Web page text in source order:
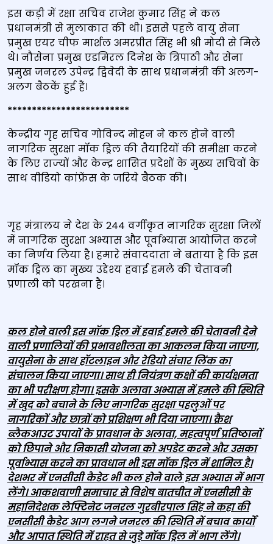
इस कड़ी में रक्षा सचिव राजेश कुमार सिंह ने कल
प्रधानमंत्री से मुलाकात की थी। इससे पहले वायु सेना
प्रमुख एयर चीफ मार्शल अमरप्रीत सिंह भी श्री मोदी से मिले
थे। नौसेना प्रमुख एडमिरल दिनेश के त्रिपाठी और सेना
प्रमुख जनरल उपेन्‍द्र द्विवेदी के साथ प्रधानमंत्री की अलग-
अलग बैठकें हुई हैं।
*************************
केन्‍द्रीय गृह सचिव गोविन्‍द मोहन ने कल होने वाली
नागरिक सुरक्षा मॉक ड्रिल की तैयारियों की समीक्षा करने
के लिए राज्‍यों और केन्‍द्र शासित प्रदेशों के मुख्‍य सचिवों के
साथ वीडियो कांफ्रेंस के जरिये बैठक की।
गृह मंत्रालय ने देश के 244 वर्गीकृत नागरिक सुरक्षा जिलों
में नागरिक सुरक्षा अभ्‍यास और पूर्वाभ्‍यास आयोजित करने
का निर्णय लिया है। हमारे संवाददाता ने बताया है कि इस
मॉक ड्रिल का मुख्‍य उद्देश्‍य हवाई हमले की चेतावनी
प्रणाली को परखना है।
कल होने वाली इस मॉक ड्रिल में हवाई हमले की चेतावनी देने
वाली प्रणालियों की प्रभावशीलता का आकलन किया जाएगा,
वायुसेना के साथ हॉटलाइन और रेडियो संचार लिंक का
संचालन किया जाएगा। साथ ही नियंत्रण कक्षों की कार्यक्षमता
का भी परीक्षण होगा। इसके अलावा अभ्यास में हमले की स्थिति
में खुद को बचाने के लिए नागरिक सुरक्षा पहलुओं पर
नागरिकों और छात्रों को प्रशिक्षण भी दिया जाएगा। क्रैश
ब्लैकआउट उपायों के प्रावधान के अलावा, महत्वपूर्ण प्रतिष्ठानों
को छिपाने और निकासी योजना को अपडेट करने और उसका
पूर्वाभ्यास करने का प्रावधान भी इस मॉक ड्रिल में शामिल है।
देशभर में एनसीसी कैडेट भी कल होने वाले इस अभ्यास में भाग
लेंगे। आकशवाणी समाचार से विशेष बातचीत में एनसीसी के
महानिदेशक लेफ्टिनेट जनरल गुरबीरपाल सिंह ने कहा की
एनसीसी कैडेट आग लगने जनरल की स्थिति में बचाव कार्यों
और आपात स्थिति में राहत से जुड़े मॉक ड्रिल में भाग लेंगे।